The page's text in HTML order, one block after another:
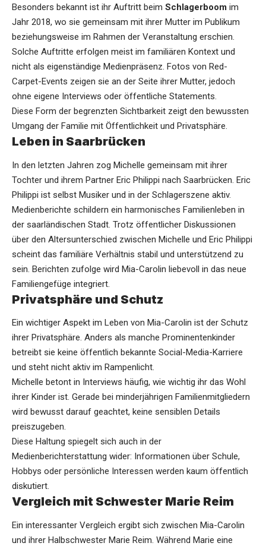
Besonders bekannt ist ihr Auftritt beim Schlagerboom im
Jahr 2018, wo sie gemeinsam mit ihrer Mutter im Publikum
beziehungsweise im Rahmen der Veranstaltung erschien.
Solche Auftritte erfolgen meist im familiären Kontext und
nicht als eigenständige Medienpräsenz. Fotos von Red-
Carpet-Events zeigen sie an der Seite ihrer Mutter, jedoch
ohne eigene Interviews oder öffentliche Statements.
Diese Form der begrenzten Sichtbarkeit zeigt den bewussten
Umgang der Familie mit Öffentlichkeit und Privatsphäre.
Leben in Saarbrücken
In den letzten Jahren zog Michelle gemeinsam mit ihrer
Tochter und ihrem Partner Eric Philippi nach Saarbrücken. Eric
Philippi ist selbst Musiker und in der Schlagerszene aktiv.
Medienberichte schildern ein harmonisches Familienleben in
der saarländischen Stadt. Trotz öffentlicher Diskussionen
über den Altersunterschied zwischen Michelle und Eric Philippi
scheint das familiäre Verhältnis stabil und unterstützend zu
sein. Berichten zufolge wird Mia-Carolin liebevoll in das neue
Familiengefüge integriert.
Privatsphäre und Schutz
Ein wichtiger Aspekt im Leben von Mia-Carolin ist der Schutz
ihrer Privatsphäre. Anders als manche Prominentenkinder
betreibt sie keine öffentlich bekannte Social-Media-Karriere
und steht nicht aktiv im Rampenlicht.
Michelle betont in Interviews häufig, wie wichtig ihr das Wohl
ihrer Kinder ist. Gerade bei minderjährigen Familienmitgliedern
wird bewusst darauf geachtet, keine sensiblen Details
preiszugeben.
Diese Haltung spiegelt sich auch in der
Medienberichterstattung wider: Informationen über Schule,
Hobbys oder persönliche Interessen werden kaum öffentlich
diskutiert.
Vergleich mit Schwester Marie Reim
Ein interessanter Vergleich ergibt sich zwischen Mia-Carolin
und ihrer Halbschwester Marie Reim. Während Marie eine